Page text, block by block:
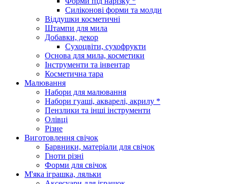
Силіконові форми та молди
Віддушки косметичні
Штампи для мила
Добавки, декор
Сухоцвіти, сухофрукти
Основа для мила, косметики
Інструменти та інвентар
Косметична тара
Малювання
Набори для малювання
Набори гуаші, акварелі, акрилу *
Пензлики та інші інструменти
Олівці
Різне
Виготовлення свічок
Барвники, матеріали для свічок
Гноти різні
Форми для свічок
М'яка іграшка, ляльки